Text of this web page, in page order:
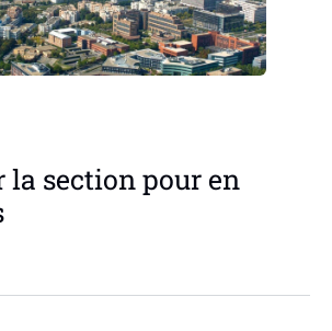
la section pour en